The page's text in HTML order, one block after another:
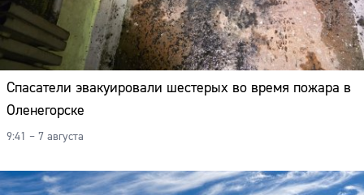
Спасатели эвакуировали шестерых во время пожара в
Оленегорске
9:41 – 7 августа